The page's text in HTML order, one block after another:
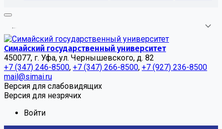
...
Симайский государственный университет
450077, г. Уфа, ул. Чернышевского, д. 82
+7 (347) 246-8500, +7 (347) 266-8500, +7 (927) 236-8500
mail@simai.ru
Версия для слабовидящих
Версия для незрячих
Войти